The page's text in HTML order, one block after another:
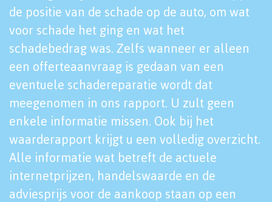
de positie van de schade op de auto, om wat
voor schade het ging en wat het
schadebedrag was. Zelfs wanneer er alleen
een offerteaanvraag is gedaan van een
eventuele schadereparatie wordt dat
meegenomen in ons rapport. U zult geen
enkele informatie missen. Ook bij het
waarderapport krijgt u een volledig overzicht.
Alle informatie wat betreft de actuele
internetprijzen, handelswaarde en de
adviesprijs voor de aankoop staan op een